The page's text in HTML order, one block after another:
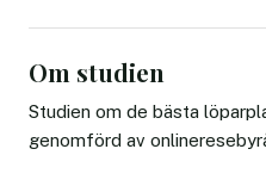
Om studien
Studien om de bästa
genomförd av